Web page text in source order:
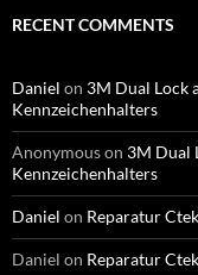
RECENT COMMENTS
Daniel on 3M Dual Lock
Kennzeichenhalters
Anonymouson 3M Dual
Kennzeichenhalters
Daniel on Reparatur
Daniel on Reparatur